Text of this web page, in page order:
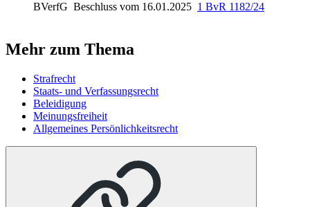
BVerfG Beschluss vom 16.01.2025 1 BvR 1182/24
Mehr zum Thema
Strafrecht
Staats- und Verfassungsrecht
Beleidigung
Meinungsfreiheit
Allgemeines Persönlichkeitsrecht